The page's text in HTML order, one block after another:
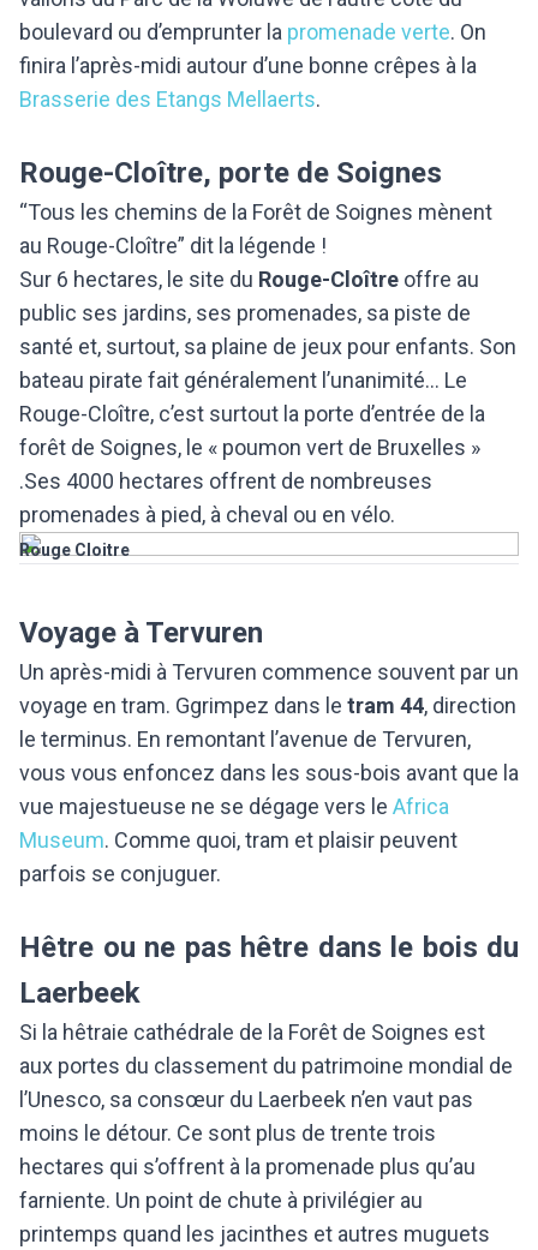
boulevard ou d’emprunter la promenade verte. On
finira l’après-midi autour d’une bonne crêpes à la
Brasserie des Etangs Mellaerts.
Rouge-Cloître, porte de Soignes
“Tous les chemins de la Forêt de Soignes mènent
au Rouge-Cloître” dit la légende !
Sur 6 hectares, le site du Rouge-Cloître offre au
public ses jardins, ses promenades, sa piste de
santé et, surtout, sa plaine de jeux pour enfants. Son
bateau pirate fait généralement l’unanimité… Le
Rouge-Cloître, c’est surtout la porte d’entrée de la
forêt de Soignes, le « poumon vert de Bruxelles »
.Ses 4000 hectares offrent de nombreuses
promenades à pied, à cheval ou en vélo.
Rouge Cloitre
Voyage à Tervuren
Un après-midi à Tervuren commence souvent par un
voyage en tram. Ggrimpez dans le tram 44, direction
le terminus. En remontant l’avenue de Tervuren,
vous vous enfoncez dans les sous-bois avant que la
vue majestueuse ne se dégage vers le Africa
Museum. Comme quoi, tram et plaisir peuvent
parfois se conjuguer.
Hêtre ou ne pas hêtre dans le bois du
Laerbeek
Si la hêtraie cathédrale de la Forêt de Soignes est
aux portes du classement du patrimoine mondial de
l’Unesco, sa consœur du Laerbeek n’en vaut pas
moins le détour. Ce sont plus de trente trois
hectares qui s’offrent à la promenade plus qu’au
farniente. Un point de chute à privilégier au
printemps quand les jacinthes et autres muguets